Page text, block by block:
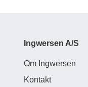
Ingwersen A/S
Om Ingwersen
Kontakt